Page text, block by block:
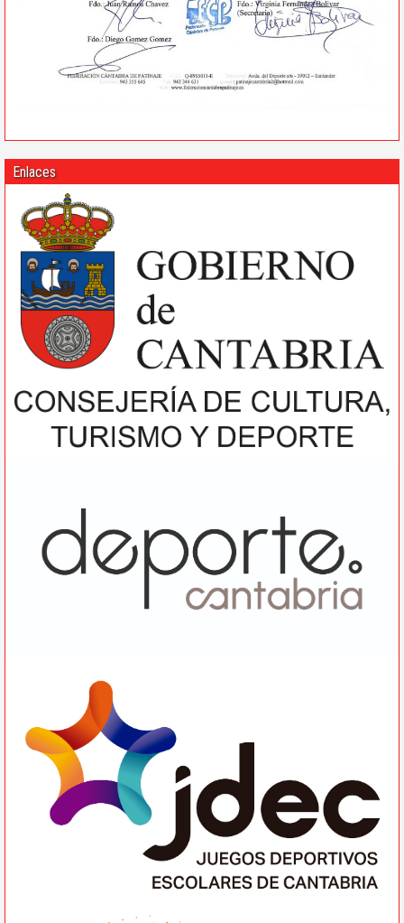
Enlaces